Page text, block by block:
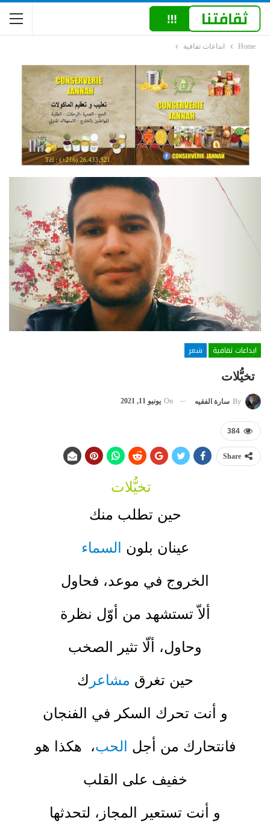
Home ابداعات ثقافية
ابداعات ثقافية
شعر
تخيُّلات
By سارة الفقيه On يونيو 11, 2021
384
Share
تخيُّلات
حين تطلب منك
عينان بلون السماء
الخروج في موعد، فحاول
ألاّ تستشهد من أوّل نظرة
وحاول، ألّا تثير الصخب
حين تغرق مشاعر ك
و أنت تحرك السكر في الفنجان
فانتحارك من أجل الحب، هكذا هو
خفيف على القلب
و أنت تستعير المجاز، لتحدثها